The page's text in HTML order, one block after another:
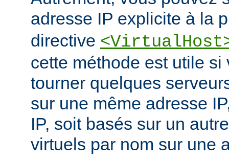
adresse IP explicite à la
directive
cette méthode est utile
tourner quelques
sur une même adresse
IP, soit basés sur un
virtuels par nom sur une